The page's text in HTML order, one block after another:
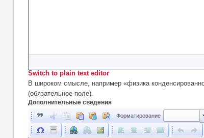
Switch to plain text editor
В широком смысле, например «физика
(обязательное поле).
Дополнительные сведения
Форматирование